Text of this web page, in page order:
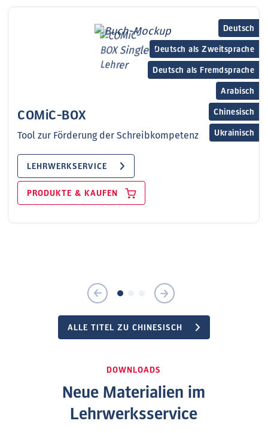
Deutsch
Deutsch als Zweitsprache
Deutsch als Fremdsprache
Arabisch
Chinesisch
Ukrainisch
COMiC-BOX
Tool zur Förderung der Schreibkompetenz
LEHRWERKSERVICE
PRODUKTE & KAUFEN
ALLE TITEL ZU CHINESISCH
DOWNLOADS
Neue Materialien im
Lehrwerksservice